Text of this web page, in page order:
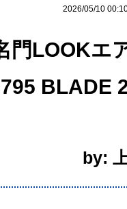
2026/05/10
門LOOKエ
BLADE
by: